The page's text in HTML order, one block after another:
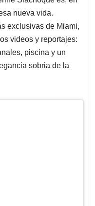
nueva vida.
exclusivas de Miami,
videos y reportajes:
piscina y un
sobria de la